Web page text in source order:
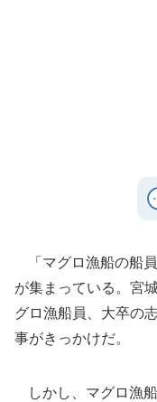
「マグロ漁船の船
が集まっている。宮
グロ漁船員、大卒の
事がきっかけだ。
しかし、マグロ漁